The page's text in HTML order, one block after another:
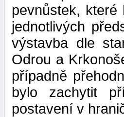
pevnůstek,
jednotlivých
výstavba dle
Odrou a
případně
bylo zachytit
postavení v